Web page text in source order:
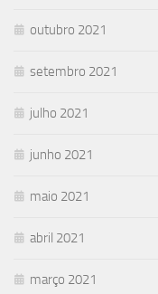
outubro 2021
setembro 2021
julho 2021
junho 2021
maio 2021
abril 2021
março 2021